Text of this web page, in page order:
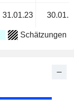
31.01.23
Schätzungen